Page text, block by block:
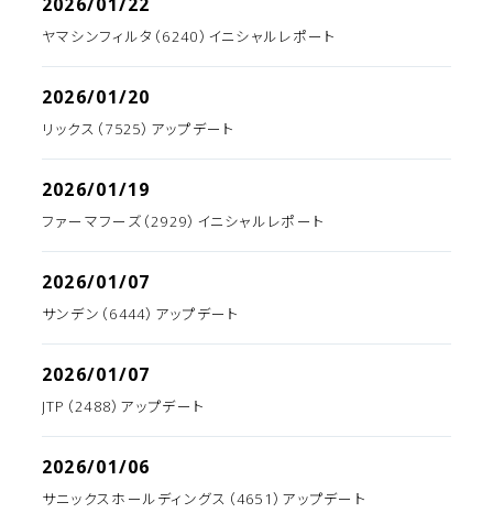
ヤマシンフィルタ（6240）イニシャルレポート
2026/01/20
リックス（7525）アップデート
2026/01/19
ファーマフーズ（2929）イニシャルレポート
2026/01/07
サンデン（6444）アップデート
2026/01/07
JTP（2488）アップデート
2026/01/06
サニックスホールディングス（4651）アップデート